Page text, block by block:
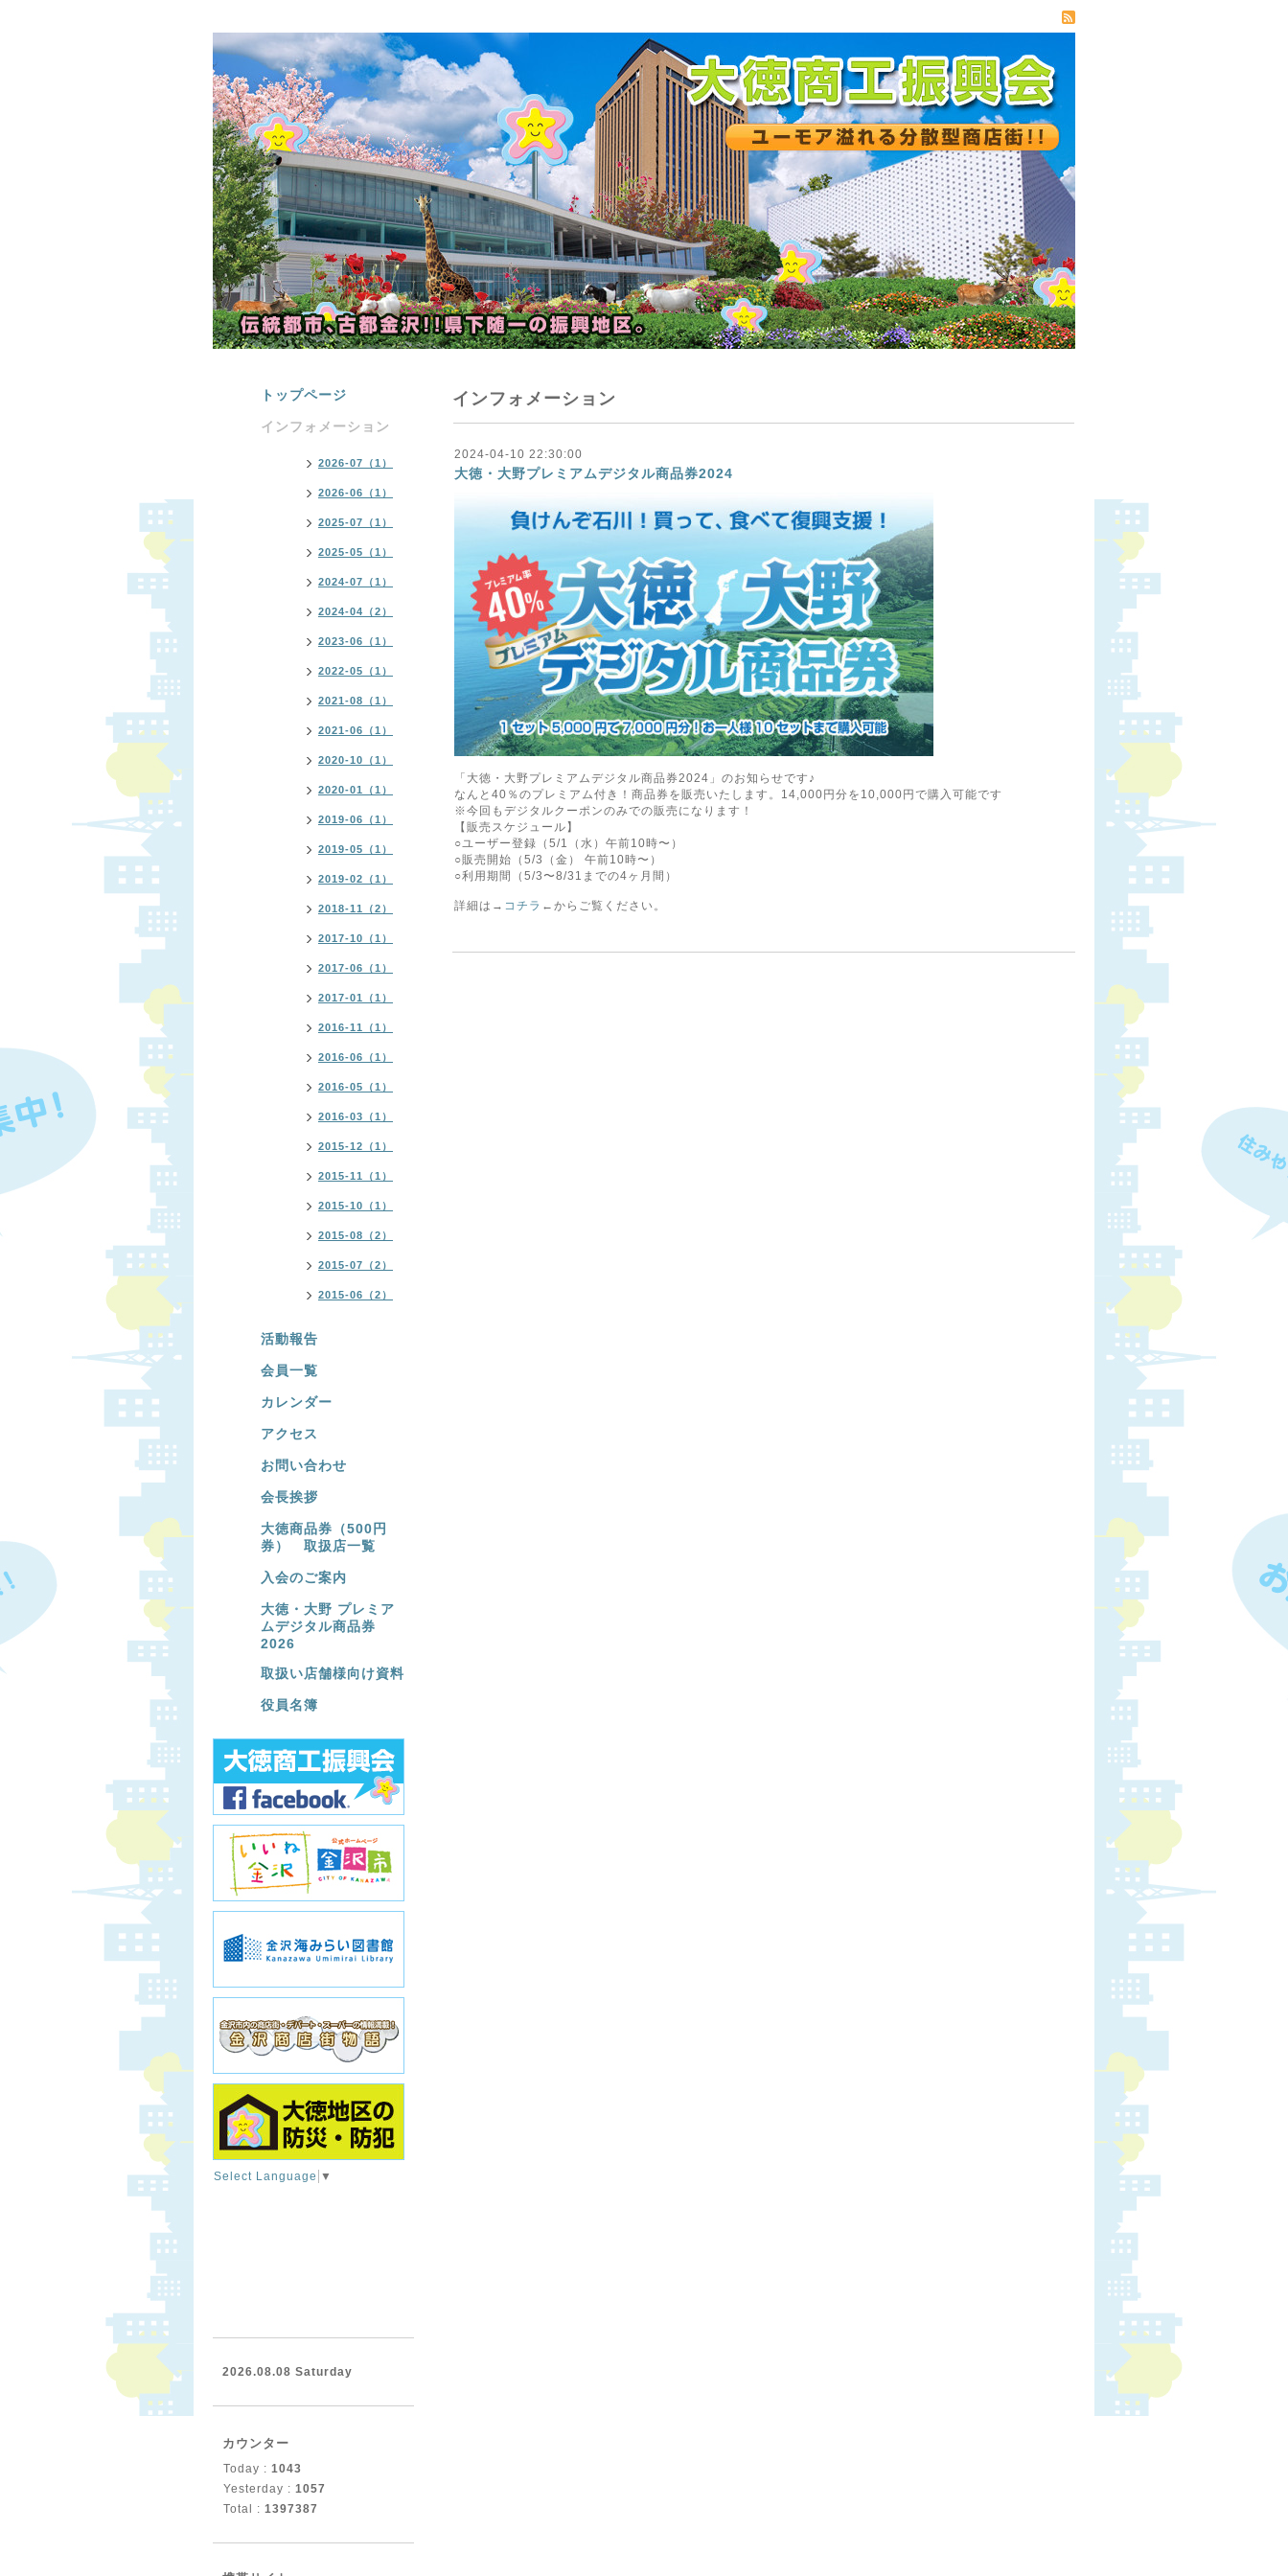
インフォメーション
2024-04-10 22:30:00
大徳・大野プレミアムデジタル商品券2024
「大徳・大野プレミアムデジタル商品券2024」のお知らせです♪
なんと40％のプレミアム付き！商品券を販売いたします。14,000円分を10,000円で購入可能です
※今回もデジタルクーポンのみでの販売になります！
【販売スケジュール】
○ユーザー登録（5/1（水）午前10時〜）
○販売開始（5/3（金） 午前10時〜）
○利用期間（5/3〜8/31までの4ヶ月間）
詳細は→ コチラ ←からご覧ください。
トップページ
インフォメーション
2026-07（1）
2026-06（1）
2025-07（1）
2025-05（1）
2024-07（1）
2024-04（2）
2023-06（1）
2022-05（1）
2021-08（1）
2021-06（1）
2020-10（1）
2020-01（1）
2019-06（1）
2019-05（1）
2019-02（1）
2018-11（2）
2017-10（1）
2017-06（1）
2017-01（1）
2016-11（1）
2016-06（1）
2016-05（1）
2016-03（1）
2015-12（1）
2015-11（1）
2015-10（1）
2015-08（2）
2015-07（2）
2015-06（2）
活動報告
会員一覧
カレンダー
アクセス
お問い合わせ
会長挨拶
大徳商品券（500円
券） 取扱店一覧
入会のご案内
大徳・大野 プレミア
ムデジタル商品券
2026
取扱い店舗様向け資料
役員名簿
Select Language ▼
2026.08.08 Saturday
カウンター
Today : 1043
Yesterday : 1057
Total : 1397387